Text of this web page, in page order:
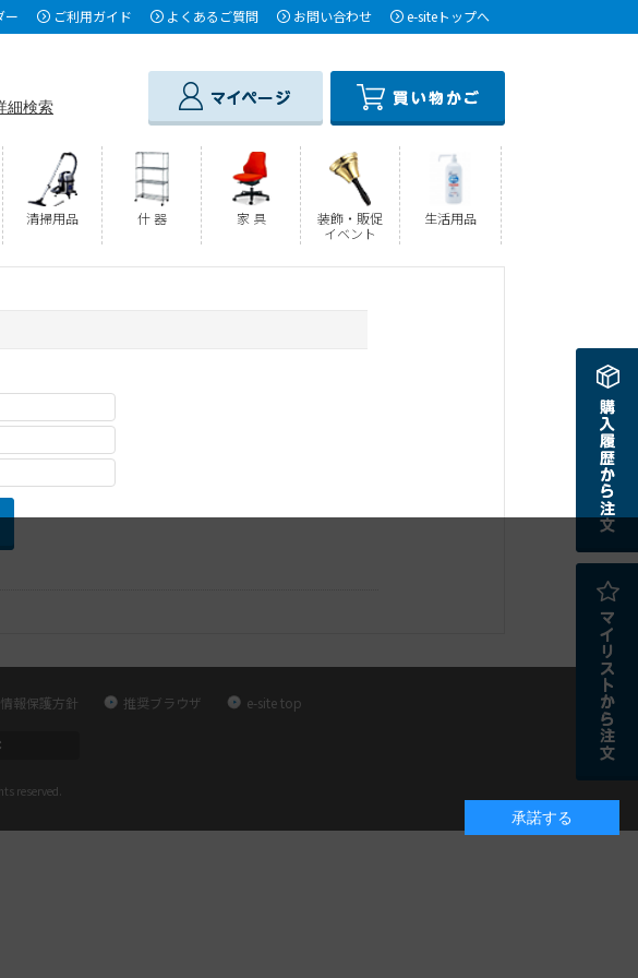
ー ご利用ガイド よくあるご質問 お問い合わせ e-siteトップへ
細検索
清掃用品 什 器 家 具
装飾・販促
イベント
生活用品
報保護方針 推奨ブラウザ e-site top
reserved.
承諾する